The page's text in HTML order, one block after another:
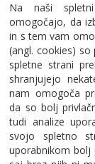
Na naši
omogočajo, da
in s tem vam
(angl. cookies)
spletne strani
shranjujejo
nam omogoča
da so bolj
tudi analize
svojo spletno
uporabnikom bolj